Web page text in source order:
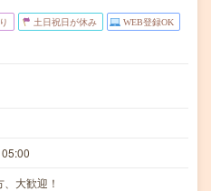
土日祝日が休み WEB登録OK
大歓迎！